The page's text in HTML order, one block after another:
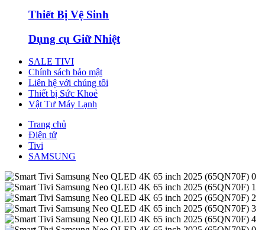
Thiết Bị Vệ Sinh
Dụng cụ Giữ Nhiệt
SALE TIVI
Chính sách bảo mật
Liên hệ với chúng tôi
Thiết bị Sức Khoẻ
Vật Tư Máy Lạnh
Trang chủ
Điện tử
Tivi
SAMSUNG